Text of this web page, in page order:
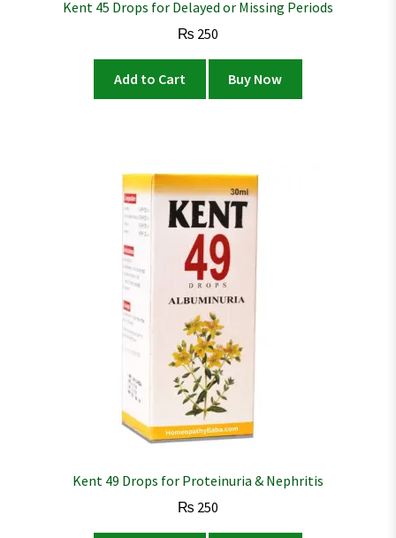
Kent 45 Drops for Delayed or Missing Periods
₨ 250
Add to Cart Buy Now
Kent 49 Drops for Proteinuria & Nephritis
₨ 250